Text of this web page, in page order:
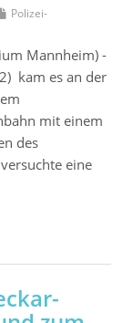
Polizei-
Mannheim) -
kam es an der
mit einem
des
eine